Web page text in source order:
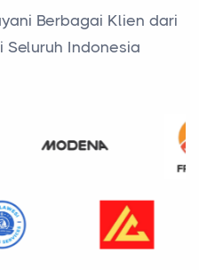
Seluruh Indonesia